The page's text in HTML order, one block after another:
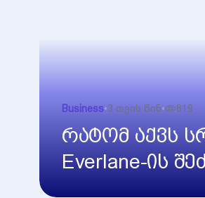
Business•3 თვის წინ• 819
რატომ აქვს
Everlane-ის